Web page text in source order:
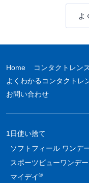
よ
Home コンタクトレン
よくわかるコンタクトレ
お問い合わせ
1日使い捨て
ソフトフィール ワンデ
スポーツビューワンデー
マイデイ®